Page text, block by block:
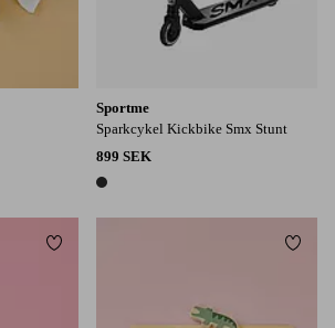
Sportme
Sparkcykel Kickbike Smx Stunt
899 SEK
1 färg
Lägg till i favoriter